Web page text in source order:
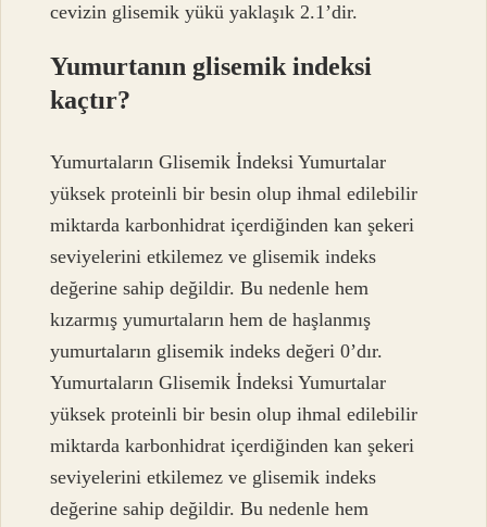
cevizin glisemik yükü yaklaşık 2.1’dir.
Yumurtanın glisemik indeksi
kaçtır?
Yumurtaların Glisemik İndeksi Yumurtalar
yüksek proteinli bir besin olup ihmal edilebilir
miktarda karbonhidrat içerdiğinden kan şekeri
seviyelerini etkilemez ve glisemik indeks
değerine sahip değildir. Bu nedenle hem
kızarmış yumurtaların hem de haşlanmış
yumurtaların glisemik indeks değeri 0’dır.
Yumurtaların Glisemik İndeksi Yumurtalar
yüksek proteinli bir besin olup ihmal edilebilir
miktarda karbonhidrat içerdiğinden kan şekeri
seviyelerini etkilemez ve glisemik indeks
değerine sahip değildir. Bu nedenle hem